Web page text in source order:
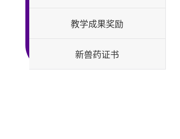
教学成果奖励
新兽药证书